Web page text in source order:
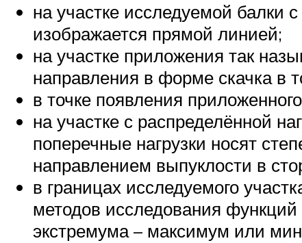
на участке исследуемой балки
изображается прямой линией;
на участке приложения так
направления в форме скачка в
в точке появления
на участке с распределённой
поперечные нагрузки носят
направлением выпуклости в
в границах исследуемого
методов исследования
экстремума – максимум или